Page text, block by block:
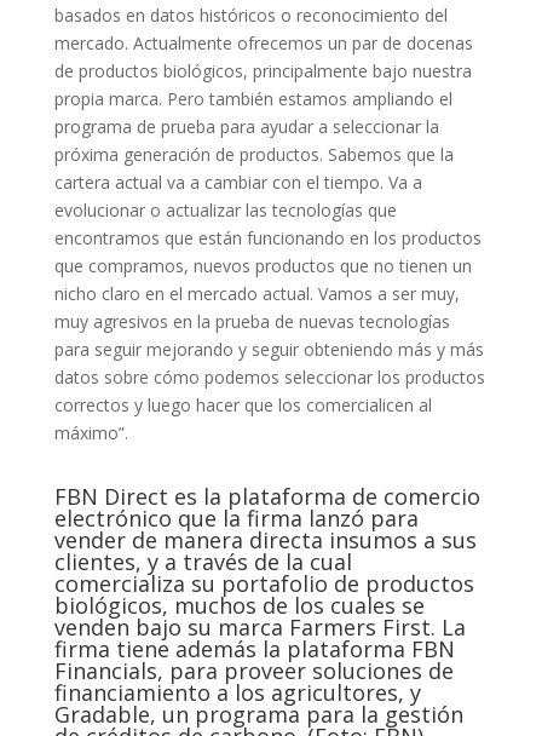
basados en datos históricos o reconocimiento del
mercado. Actualmente ofrecemos un par de docenas
de productos biológicos, principalmente bajo nuestra
propia marca. Pero también estamos ampliando el
programa de prueba para ayudar a seleccionar la
próxima generación de productos. Sabemos que la
cartera actual va a cambiar con el tiempo. Va a
evolucionar o actualizar las tecnologías que
encontramos que están funcionando en los productos
que compramos, nuevos productos que no tienen un
nicho claro en el mercado actual. Vamos a ser muy,
muy agresivos en la prueba de nuevas tecnologías
para seguir mejorando y seguir obteniendo más y más
datos sobre cómo podemos seleccionar los productos
correctos y luego hacer que los comercialicen al
máximo”.
FBN Direct es la plataforma de comercio
electrónico que la firma lanzó para
vender de manera directa insumos a sus
clientes, y a través de la cual
comercializa su portafolio de productos
biológicos, muchos de los cuales se
venden bajo su marca Farmers First. La
firma tiene además la plataforma FBN
Financials, para proveer soluciones de
financiamiento a los agricultores, y
Gradable, un programa para la gestión